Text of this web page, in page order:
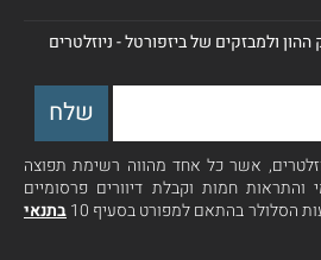
ולמבזקים של ביזפורטל - ניוזלטרים
אשר כל אחד מהווה רשימת תפוצה
והתראות חמות וקבלת דיוורים פרסומיים
הסלולר בהתאם למפורט בסעיף 10
בתנאי